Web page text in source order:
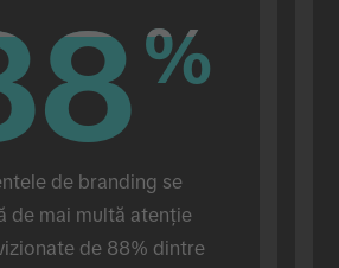
%
%
de branding se
de mai multă atenție
de 88% dintre